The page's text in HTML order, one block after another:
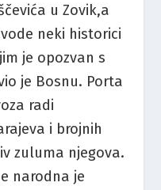
u Zovik,a
neki historici
je opozvan s
je Bosnu. Porta
radi
i brojnih
zuluma njegova.
narodna je